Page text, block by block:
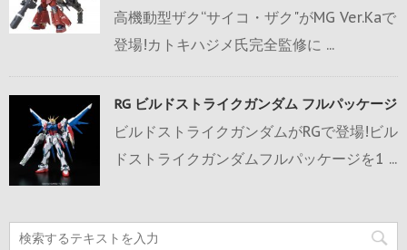
高機動型ザク“サイコ・ザク"がMG Ver.Kaで
登場!カトキハジメ氏完全監修に ...
RG ビルドストライクガンダム フルパッケージ
ビルドストライクガンダムがRGで登場!ビル
ドストライクガンダムフルパッケージを1 ...